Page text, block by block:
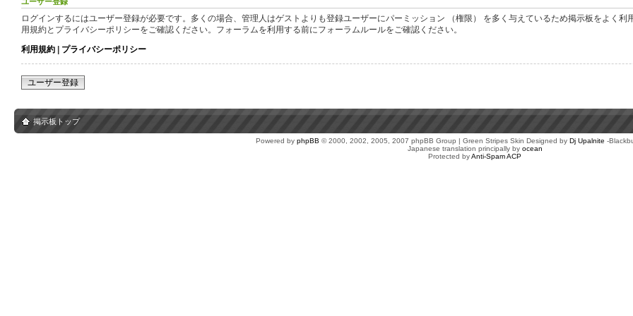
ログインするにはユーザー登録が必要です。多くの場合、管理人はゲストよりも登録ユーザーにパーミッション （権限） を多く与えているため掲示板をよく
用規約とプライバシーポリシーをご確認ください。フォーラムを利用する前にフォーラムルールをご確認ください。
利用規約 | プライバシーポリシー
ユーザー登録
掲示板トップ
Powered by phpBB © 2000, 2002, 2005, 2007 phpBB Group | Green Stripes Skin Designed by Dj Upalnite -
Japanese translation principally by ocean
Protected byAnti-Spam ACP